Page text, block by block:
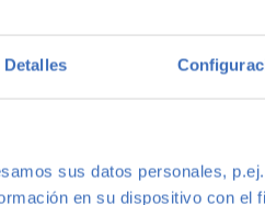
Detalles
sus datos personales,
en su dispositivo con el
+2